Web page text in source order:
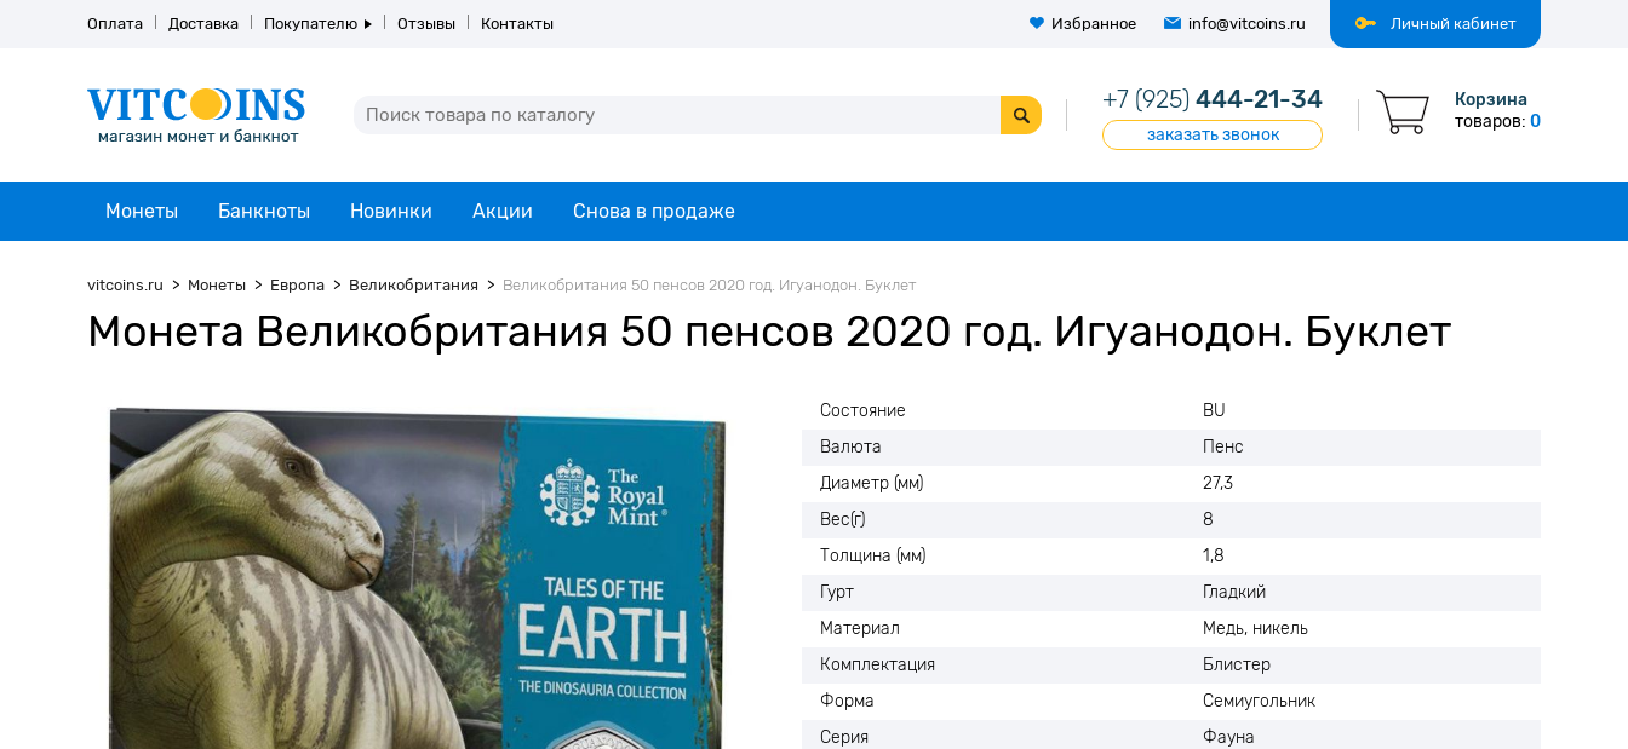
Личный кабинет
Оплата Доставка Покупателю Отзывы Контакты Избранное info@vitcoins.ru
+7 (925) 444-21-34
заказать звонок
Корзина
товаров: 0
Монеты Банкноты Новинки Акции Снова в продаже
vitcoins.ru Монеты Европа Великобритания Великобритания 50 пенсов 2020 год. Игуанодон. Буклет
Монета Великобритания 50 пенсов 2020 год. Игуанодон. Буклет
Состояние
BU
Валюта
Пенс
Диаметр (мм)
27,3
Вес(г)
8
Толщина (мм)
1,8
Гурт
Гладкий
Материал
Медь, никель
Комплектация
Блистер
Форма
Семиугольник
Серия
Фауна